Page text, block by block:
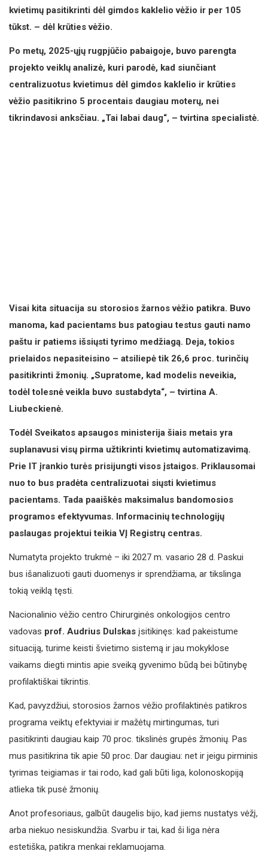
kvietimų pasitikrinti dėl gimdos kaklelio vėžio ir per 105
tūkst. – dėl krūties vėžio.
Po metų, 2025-ųjų rugpjūčio pabaigoje, buvo parengta
projekto veiklų analizė, kuri parodė, kad siunčiant
centralizuotus kvietimus dėl gimdos kaklelio ir krūties
vėžio pasitikrino 5 procentais daugiau moterų, nei
tikrindavosi anksčiau. „Tai labai daug“, – tvirtina specialistė.
Visai kita situacija su storosios žarnos vėžio patikra. Buvo
manoma, kad pacientams bus patogiau testus gauti namo
paštu ir patiems išsiųsti tyrimo medžiagą. Deja, tokios
prielaidos nepasiteisino – atsiliepė tik 26,6 proc. turinčių
pasitikrinti žmonių. „Supratome, kad modelis neveikia,
todėl tolesnė veikla buvo sustabdyta“, – tvirtina A.
Liubeckienė.
Todėl Sveikatos apsaugos ministerija šiais metais yra
suplanavusi visų pirma užtikrinti kvietimų automatizavimą.
Prie IT įrankio turės prisijungti visos įstaigos. Priklausomai
nuo to bus pradėta centralizuotai siųsti kvietimus
pacientams. Tada paaiškės maksimalus bandomosios
programos efektyvumas. Informacinių technologijų
paslaugas projektui teikia VĮ Registrų centras.
Numatyta projekto trukmė – iki 2027 m. vasario 28 d. Paskui
bus išanalizuoti gauti duomenys ir sprendžiama, ar tikslinga
tokią veiklą tęsti.
Nacionalinio vėžio centro Chirurginės onkologijos centro
vadovas prof. Audrius Dulskas įsitikinęs: kad pakeistume
situaciją, turime keisti švietimo sistemą ir jau mokyklose
vaikams diegti mintis apie sveiką gyvenimo būdą bei būtinybę
profilaktiškai tikrintis.
Kad, pavyzdžiui, storosios žarnos vėžio profilaktinės patikros
programa veiktų efektyviai ir mažėtų mirtingumas, turi
pasitikrinti daugiau kaip 70 proc. tikslinės grupės žmonių. Pas
mus pasitikrina tik apie 50 proc. Dar daugiau: net ir jeigu pirminis
tyrimas teigiamas ir tai rodo, kad gali būti liga, kolonoskopiją
atlieka tik pusė žmonių.
Anot profesoriaus, galbūt daugelis bijo, kad jiems nustatys vėžį,
arba niekuo nesiskundžia. Svarbu ir tai, kad ši liga nėra
estetiška, patikra menkai reklamuojama.